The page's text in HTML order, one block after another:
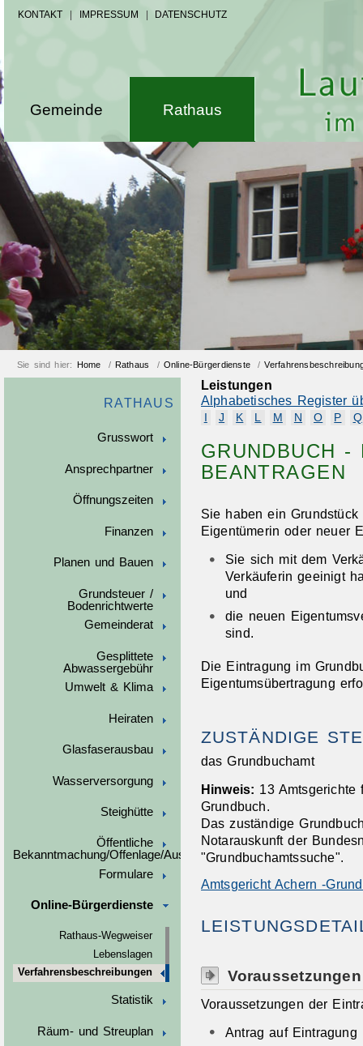
KONTAKT IMPRESSUM DATENSCHUTZ
Gemeinde Rathaus
Sie sind hier: Home / Rathaus / Online-Bürgerdienste /
RATHAUS
Grusswort
Ansprechpartner
Öffnungszeiten
Finanzen
Planen und Bauen
Grundsteuer /
Bodenrichtwerte
Gemeinderat
Gesplittete
Abwassergebühr
Umwelt & Klima
Heiraten
Glasfaserausbau
Wasserversorgung
Steighütte
Öffentliche
Bekanntmachung/Offenlage/Ausschreibungen
Formulare
Online-Bürgerdienste
Rathaus-Wegweiser
Lebenslagen
Verfahrensbeschreibungen
Statistik
Räum- und Streuplan
Leistungen
Alphabetisches Register
J K L M N O P Q
GRUNDBUCH -
BEANTRAGEN
Sie haben ein
Eigentümerin oder neuer
Sie sich mit dem
Verkäuferin geeinigt
und
die neuen
sind.
Die Eintragung im
Eigentumsübertragung
ZUSTÄNDIGE
das Grundbuchamt
Hinweis: 13 Amtsgerichte
Grundbuch.
Das zuständige
Notarauskunft der
"Grundbuchamtssuche".
Amtsgericht Achern -
Voraussetzungen
Voraussetzungen der
Antrag auf Eintragung